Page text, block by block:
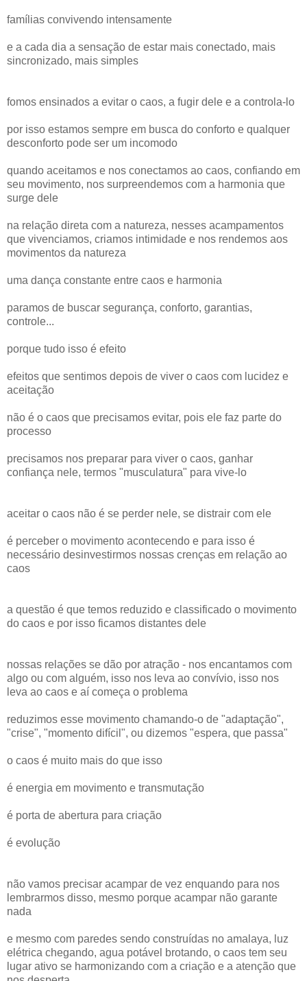
famílias convivendo intensamente
e a cada dia a sensação de estar mais conectado, mais
sincronizado, mais simples
fomos ensinados a evitar o caos, a fugir dele e a controla-lo
por isso estamos sempre em busca do conforto e qualquer
desconforto pode ser um incomodo
quando aceitamos e nos conectamos ao caos, confiando em
seu movimento, nos surpreendemos com a harmonia que
surge dele
na relação direta com a natureza, nesses acampamentos
que vivenciamos, criamos intimidade e nos rendemos aos
movimentos da natureza
uma dança constante entre caos e harmonia
paramos de buscar segurança, conforto, garantias,
controle...
porque tudo isso é efeito
efeitos que sentimos depois de viver o caos com lucidez e
aceitação
não é o caos que precisamos evitar, pois ele faz parte do
processo
precisamos nos preparar para viver o caos, ganhar
confiança nele, termos "musculatura" para vive-lo
aceitar o caos não é se perder nele, se distrair com ele
é perceber o movimento acontecendo e para isso é
necessário desinvestirmos nossas crenças em relação ao
caos
a questão é que temos reduzido e classificado o movimento
do caos e por isso ficamos distantes dele
nossas relações se dão por atração - nos encantamos com
algo ou com alguém, isso nos leva ao convívio, isso nos
leva ao caos e aí começa o problema
reduzimos esse movimento chamando-o de "adaptação",
"crise", "momento difícil", ou dizemos "espera, que passa"
o caos é muito mais do que isso
é energia em movimento e transmutação
é porta de abertura para criação
é evolução
não vamos precisar acampar de vez enquando para nos
lembrarmos disso, mesmo porque acampar não garante
nada
e mesmo com paredes sendo construídas no amalaya, luz
elétrica chegando, agua potável brotando, o caos tem seu
lugar ativo se harmonizando com a criação e a atenção que